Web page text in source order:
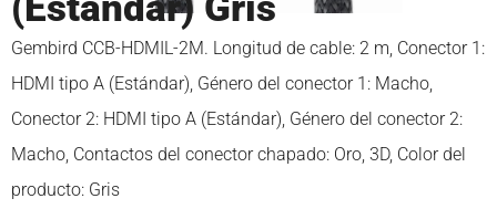
Gembird CCB-HDMIL-2M. Longitud de cable: 2 m, Conector 1:
HDMI tipo A (Estándar), Género del conector 1: Macho,
Conector 2: HDMI tipo A (Estándar), Género del conector 2:
Macho, Contactos del conector chapado: Oro, 3D, Color del
producto: Gris